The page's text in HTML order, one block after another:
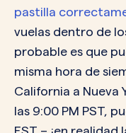
pastilla
vuelas dentro de
probable es que
misma hora de
California a Nueva
las 9:00 PM PST,